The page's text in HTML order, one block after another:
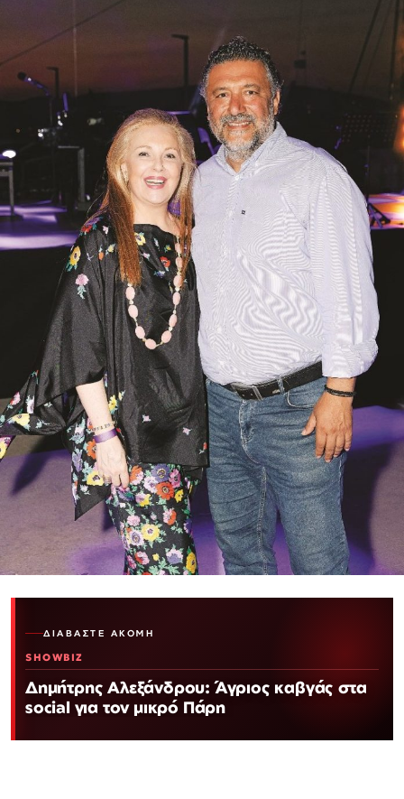
ΔΙΑΒΆΣΤΕ ΑΚΌΜΗ
SHOWBIZ
Δημήτρης Αλεξάνδρου: Άγριος καβγάς στα
social για τον μικρό Πάρη